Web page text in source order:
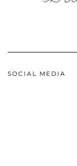
SOCIAL MEDIA